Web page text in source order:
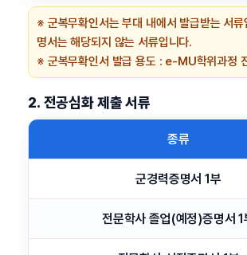
※ 군복무확인서는 부대 내에서 발급받는 서류
명서는 해당되지 않는 서류입니다.
※ 군복무확인서 발급 용도 : e-MU학위과정
2. 전공심화 제출 서류
종류
군경력증명서 1부
전문학사 졸업(예정)증명서 1